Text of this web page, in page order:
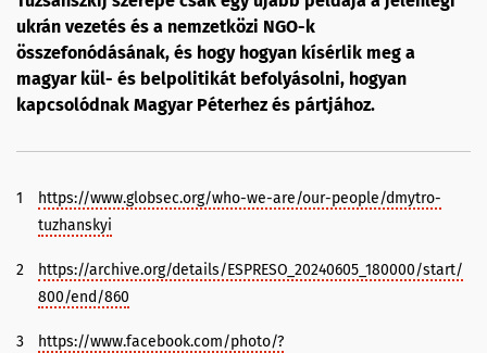
ukrán vezetés és a nemzetközi NGO-k
összefonódásának, és hogy hogyan kísérlik meg a
magyar kül- és belpolitikát befolyásolni, hogyan
kapcsolódnak Magyar Péterhez és pártjához.
1
https://www.globsec.org/who-we-are/our-people/dmytro-
tuzhanskyi
2
https://archive.org/details/ESPRESO_20240605_180000/start/
800/end/860
3
https://www.facebook.com/photo/?